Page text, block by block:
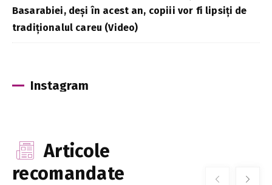
Basarabiei, deși în acest an, copiii vor fi lipsiți de
tradiționalul careu (Video)
Instagram
Articole
recomandate